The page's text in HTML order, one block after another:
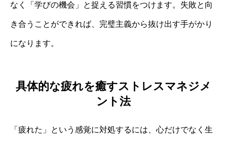
なく「学びの機会」と捉える習慣をつけます。失敗と向
き合うことができれば、完璧主義から抜け出す手がかり
になります。
具体的な疲れを癒すストレスマネジメ
ント法
「疲れた」という感覚に対処するには、心だけでなく生